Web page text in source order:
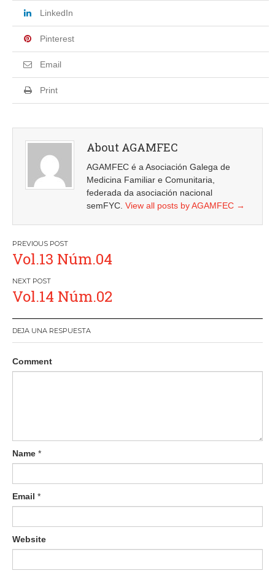
LinkedIn
Pinterest
Email
Print
About AGAMFEC
AGAMFEC é a Asociación Galega de
Medicina Familiar e Comunitaria,
federada da asociación nacional
semFYC. View all posts by AGAMFEC →
Navegación
de
entradas
Vol.13 Núm.04
Vol.14 Núm.02
DEJA UNA RESPUESTA
Comment
Name *
Email *
Website